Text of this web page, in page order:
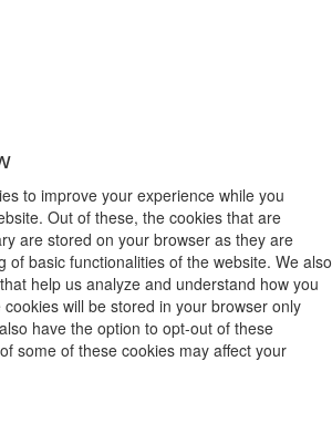
to improve your experience while you
Out of these, the cookies that are
are stored on your browser as they are
of basic functionalities of the website. We also
help us analyze and understand how you
will be stored in your browser only
have the option to opt-out of these
some of these cookies may affect your